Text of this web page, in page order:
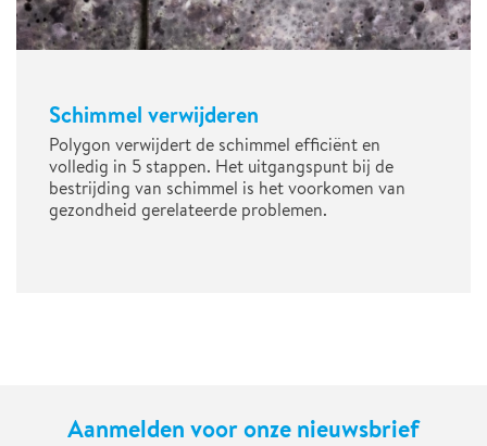
Schimmel verwijderen
Polygon verwijdert de schimmel efficiënt en
volledig in 5 stappen. Het uitgangspunt bij de
bestrijding van schimmel is het voorkomen van
gezondheid gerelateerde problemen.
Aanmelden voor onze nieuwsbrief